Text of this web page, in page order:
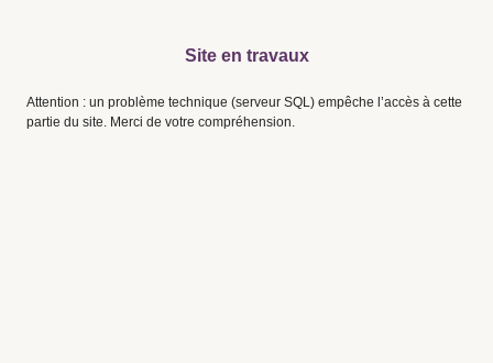
Site en travaux
Attention : un problème technique (serveur SQL) empêche l’accès à cette
partie du site. Merci de votre compréhension.